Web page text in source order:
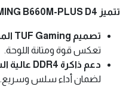
تتميز ASUS TUF GAMING B660M-PLUS D4 أيضًا بما يلي:
تصميم TUF Gaming المميز
تعكس قوة ومتانة اللوحة.
دعم ذاكرة DDR4 عالية السرعة
لضمان أداء سلس وسريع.